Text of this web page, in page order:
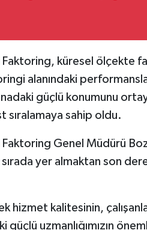
Faktoring, küresel ölçekte
alanındaki
güçlü konumunu
sıralamaya sahip oldu.
Faktoring Genel Müdürü
yer almaktan son
kalitesinin,
güçlü uzmanlığımızın